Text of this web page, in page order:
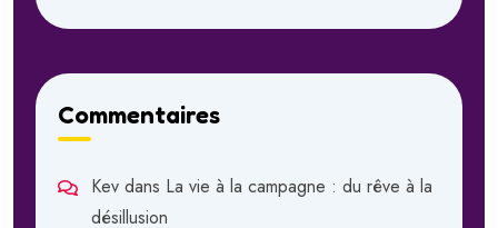
Commentaires
Kev dans La vie à la campagne : du rêve à la
désillusion